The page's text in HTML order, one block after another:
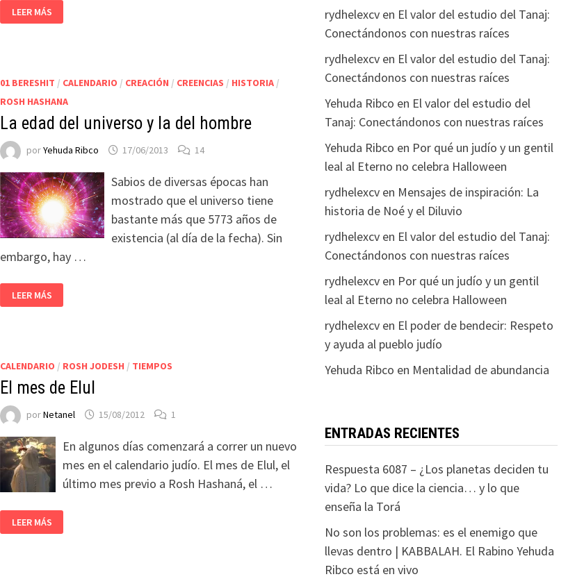
LEER MÁS
01 BERESHIT / CALENDARIO / CREACIÓN / CREENCIAS / HISTORIA/
ROSH HASHANA
La edad del universo y la del hombre
porYehuda Ribco 17/06/2013 14
Sabios de diversas épocas han
mostrado que el universo tiene
bastante más que 5773 años de
existencia (al día de la fecha). Sin
embargo, hay …
LEER MÁS
CALENDARIO / ROSH JODESH / TIEMPOS
El mes de Elul
porNetanel 15/08/2012 1
En algunos días comenzará a correr un nuevo
mes en el calendario judío. El mes de Elul, el
último mes previo a Rosh Hashaná, el …
LEER MÁS
rydhelexcven El valor del estudio del Tanaj:
Conectándonos con nuestras raíces
rydhelexcven El valor del estudio del Tanaj:
Conectándonos con nuestras raíces
Yehuda Ribco en El valor del estudio del
Tanaj: Conectándonos con nuestras raíces
Yehuda Ribco en Por qué un judío y un gentil
leal al Eterno no celebra Halloween
rydhelexcven Mensajes de inspiración: La
historia de Noé y el Diluvio
rydhelexcven El valor del estudio del Tanaj:
Conectándonos con nuestras raíces
rydhelexcven Por qué un judío y un gentil
leal al Eterno no celebra Halloween
rydhelexcven El poder de bendecir: Respeto
y ayuda al pueblo judío
Yehuda Ribco en Mentalidad de abundancia
ENTRADAS RECIENTES
Respuesta 6087 – ¿Los planetas deciden tu
vida? Lo que dice la ciencia… y lo que
enseña la Torá
No son los problemas: es el enemigo que
llevas dentro | KABBALAH. El Rabino Yehuda
Ribco está en vivo